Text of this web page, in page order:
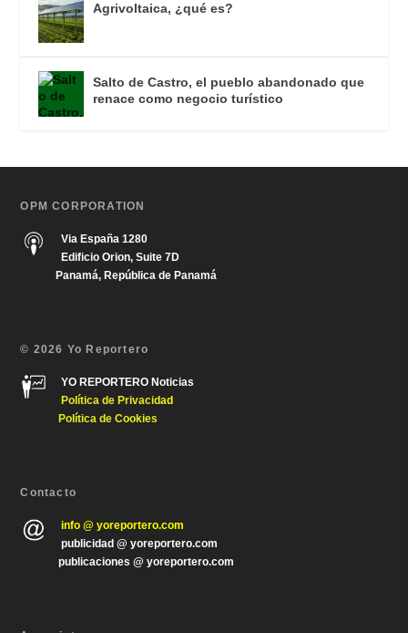
Agrivoltaica, ¿qué es?
Salto de Castro, el pueblo abandonado que
renace como negocio turístico
OPM CORPORATION
Via España 1280
Edificio Orion, Suite 7D
Panamá, República de Panamá
© 2026 Yo Reportero
YO REPORTERO Noticias
Política de Privacidad
Política de Cookies
Contacto
info @ yoreportero.com
publicidad @ yoreportero.com
publicaciones @ yoreportero.com